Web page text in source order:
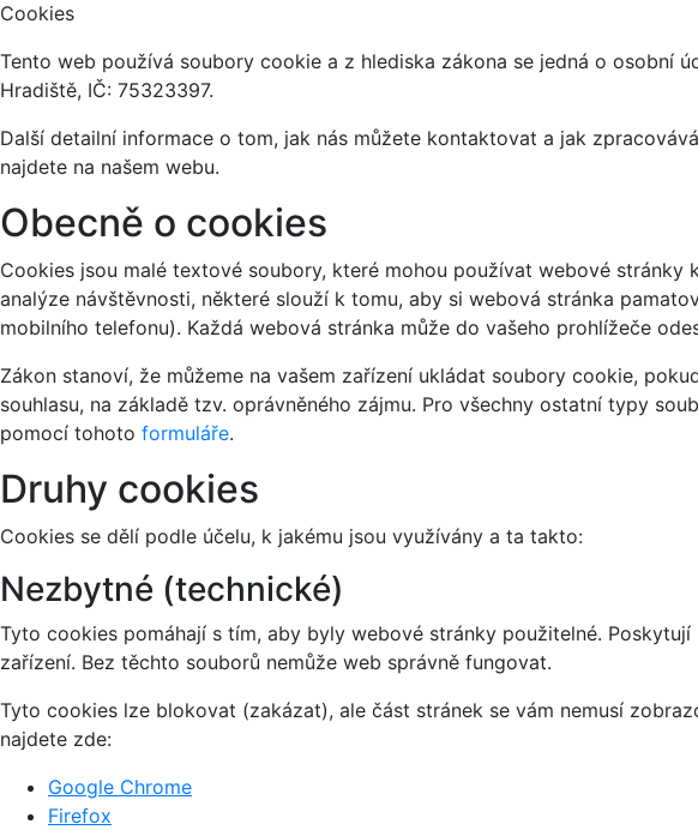
Cookies
Tento web používá soubory cookie a z hlediska zákona se jedná o osobní
Hradiště, IČ: 75323397.
Další detailní informace o tom, jak nás můžete kontaktovat a jak
najdete na našem webu.
Obecně o cookies
Cookies jsou malé textové soubory, které mohou používat webové
analýze návštěvnosti, některé slouží k tomu, aby si webová stránka
mobilního telefonu). Každá webová stránka může do vašeho prohlížeče
Zákon stanoví, že můžeme na vašem zařízení ukládat soubory cookie,
souhlasu, na základě tzv. oprávněného zájmu. Pro všechny ostatní typy
pomocí tohoto formuláře.
Druhy cookies
Cookies se dělí podle účelu, k jakému jsou využívány a ta takto:
Nezbytné (technické)
Tyto cookies pomáhají s tím, aby byly webové stránky použitelné.
zařízení. Bez těchto souborů nemůže web správně fungovat.
Tyto cookies lze blokovat (zakázat), ale část stránek se vám nemusí
najdete zde:
Google Chrome
Firefox